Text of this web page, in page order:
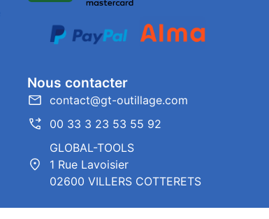
Nous contacter
contact@gt-outillage.com
00 33 3 23 53 55 92
GLOBAL-TOOLS
1 Rue Lavoisier
02600 VILLERS COTTERETS